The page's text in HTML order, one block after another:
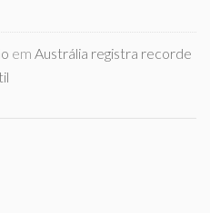
em Austrália registra recorde